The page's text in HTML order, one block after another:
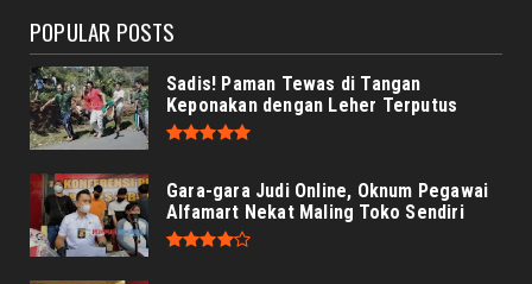
POPULAR POSTS
Sadis! Paman Tewas di Tangan
Keponakan dengan Leher Terputus
Gara-gara Judi Online, Oknum Pegawai
Alfamart Nekat Maling Toko Sendiri